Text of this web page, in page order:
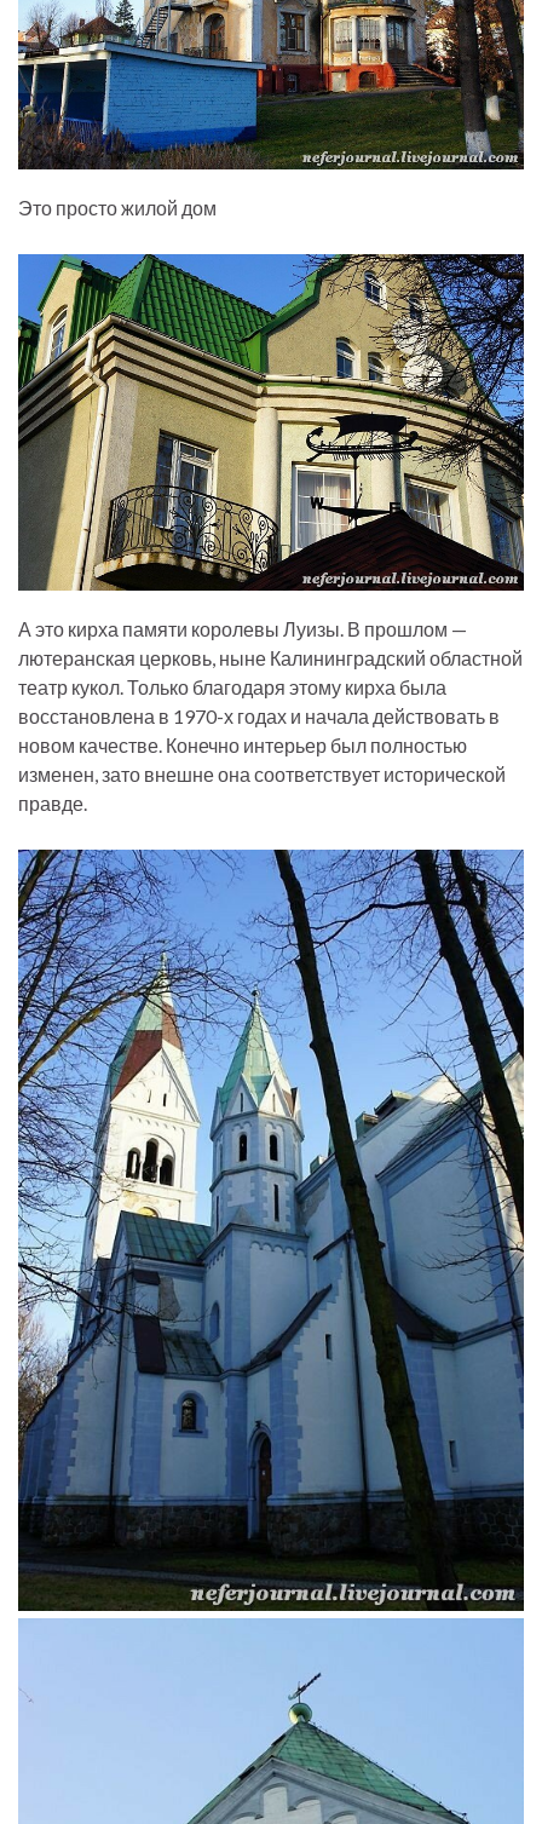
Это просто жилой дом
А это кирха памяти королевы Луизы. В прошлом —
лютеранская церковь, ныне Калининградский областной
театр кукол. Только благодаря этому кирха была
восстановлена в 1970-х годах и начала действовать в
новом качестве. Конечно интерьер был полностью
изменен, зато внешне она соответствует исторической
правде.